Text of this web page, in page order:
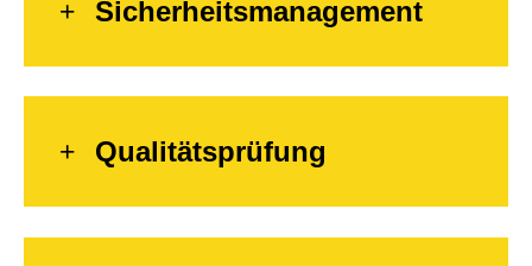
Sicherheitsmanagement
Qualitätsprüfung